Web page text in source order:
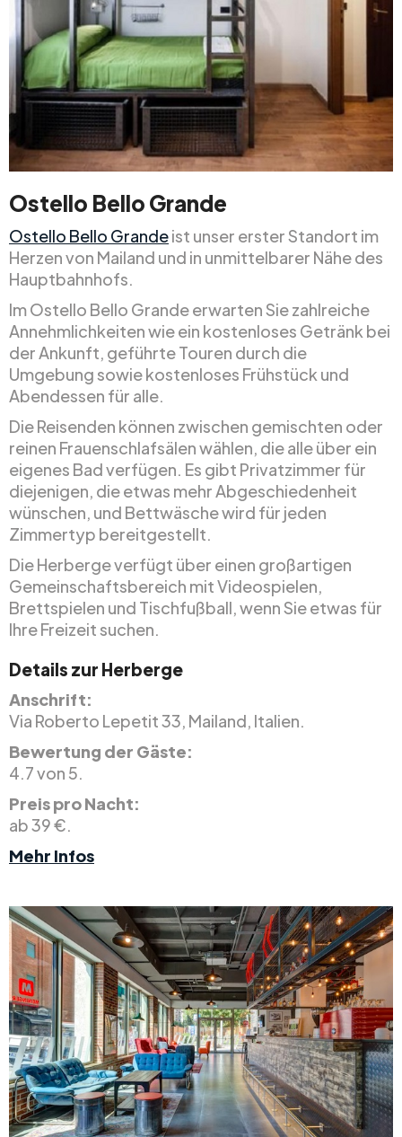
Ostello Bello Grande
Ostello Bello Grandeist unser erster Standort im
Herzen von Mailand und in unmittelbarer Nähe des
Hauptbahnhofs.
Im Ostello Bello Grande erwarten Sie zahlreiche
Annehmlichkeiten wie ein kostenloses Getränk bei
der Ankunft, geführte Touren durch die
Umgebung sowie kostenloses Frühstück und
Abendessen für alle.
Die Reisenden können zwischen gemischten oder
reinen Frauenschlafsälen wählen, die alle über ein
eigenes Bad verfügen. Es gibt Privatzimmer für
diejenigen, die etwas mehr Abgeschiedenheit
wünschen, und Bettwäsche wird für jeden
Zimmertyp bereitgestellt.
Die Herberge verfügt über einen großartigen
Gemeinschaftsbereich mit Videospielen,
Brettspielen und Tischfußball, wenn Sie etwas für
Ihre Freizeit suchen.
Details zur Herberge
Anschrift:
Via Roberto Lepetit 33, Mailand, Italien.
Bewertung der Gäste:
4.7 von 5.
Preis pro Nacht:
ab 39 €.
Mehr Infos